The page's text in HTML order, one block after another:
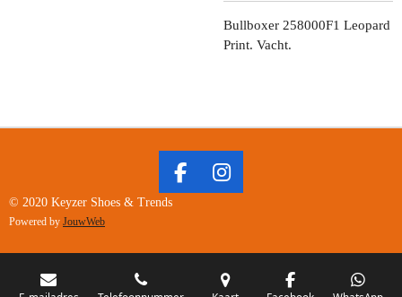
Bullboxer 258000F1 Leopard
Print. Vacht.
F
B
I
A
G
© 2020 Keyzer Shoes & Trends
Powered by JouwWeb